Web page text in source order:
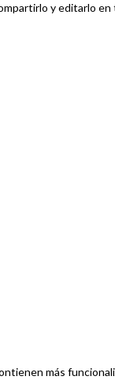
y editarlo en
más